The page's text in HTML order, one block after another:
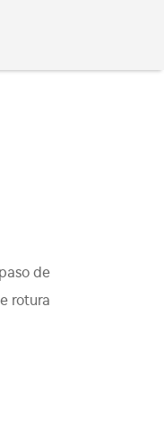
de
rotura